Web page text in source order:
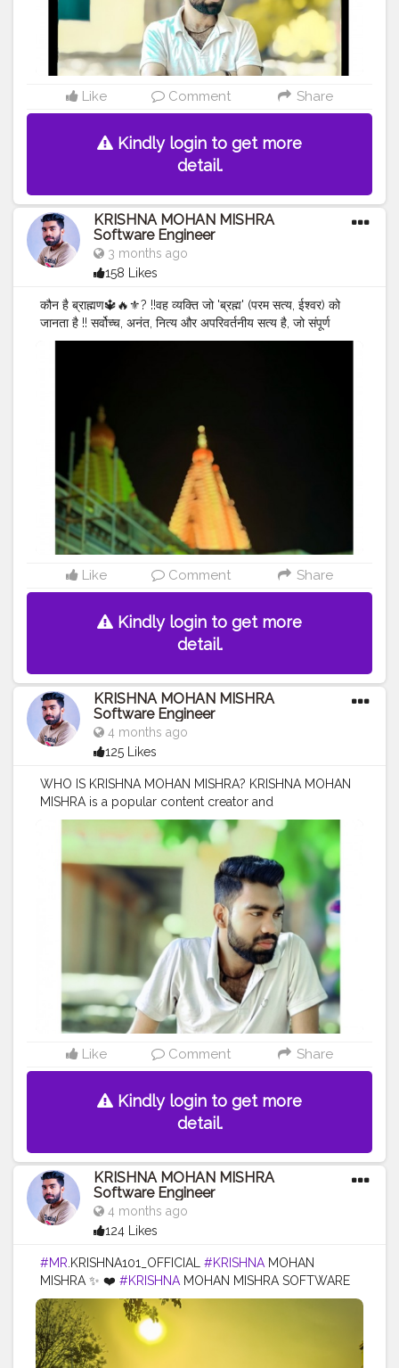
ASSURANCE
#SOFTWAREENGINEER #SULTANPUR
#MOHIUDDINNAGAR #BIHAR #INDIA
Like Comment Share
Kindly login to get more
detail.
KRISHNA MOHAN MISHRA
Software Engineer
3 months ago
158 Likes
कौन है ब्राह्मण🔱🔥⚜️? !!वह व्यक्ति जो 'ब्रह्म' (परम सत्य, ईश्वर) को
जानता है !! सर्वोच्च, अनंत, नित्य और अपरिवर्तनीय सत्य है, जो संपूर्ण
ब्रह्मांड का आधार, सृष्टिकर्ता, पालनकर्ता और संहारक है। यह निराकार,
MISHRA ✨ ❤️
ENGINEER#CELEBRITY #QUALITY
SOFTWARE ENGINEER
#SULTANPUR
#MOHIUDDINNAGAR
#BIHAR #INDIA
#pune #maharashtra
Like Comment Share
Kindly login to get more
detail.
KRISHNA MOHAN MISHRA
Software Engineer
4 months ago
125 Likes
WHO IS KRISHNA MOHAN MISHRA? KRISHNA MOHAN
MISHRA is a popular content creator and
vlogger known for her YouTube channel,
"MR.KRISHNA101_OFFICIAL," where he Shares lifestyle,
family, and entertainment content, including
MOTIVATIONAL videos, shorts, and daily routines. he
has a strong presence on social media platforms like
Instagram and TikTok, often using the handle
@mr.krishna101_official, with content focused on humor
.KRISHNA101_OFFICIAL#KRISHNA
MOHAN MISHRA ✨ ❤️#KRISHNAMOHAN MISHRA
SOFTWARE ENGINEER#CELEBRITY #QUALITY
ASSURANCE#SOFTWARE ENGINEER#SULTANPUR
#MOHIUDDINNAGAR
#BIHAR #INDIA
Like Comment Share
Kindly login to get more
detail.
KRISHNA MOHAN MISHRA
Software Engineer
4 months ago
124 Likes
#MR.KRISHNA101_OFFICIAL #KRISHNAMOHAN
MISHRA ✨ ❤️ #KRISHNAMOHAN MISHRA SOFTWARE
ENGINEER#CELEBRITY #QUALITYASSURANCE
#SOFTWARE
ENGINEER
#MOHIUDDINNAGAR